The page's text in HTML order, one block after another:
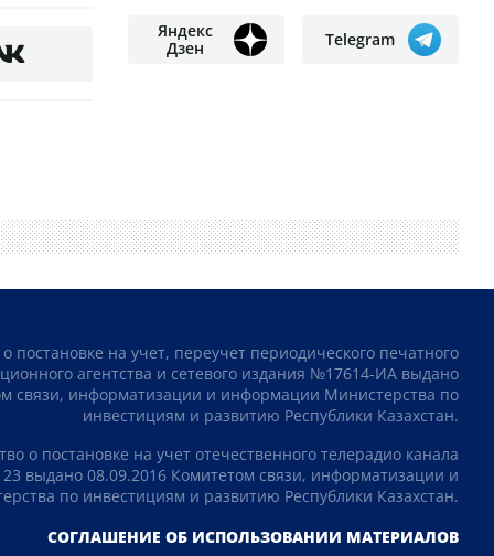
Яндекс
Дзен
Telegram
постановке на учет, переучет периодического печатного
агентства и сетевого издания №17614-ИА выдано
связи, информатизации и информации Министерства по
инвестициям и развитию Республики Казахстан.
о постановке на учет отечественного телерадио канала
выдано 08.09.2016 Комитетом связи, информатизации и
по инвестициям и развитию Республики Казахстан.
СОГЛАШЕНИЕ ОБ ИСПОЛЬЗОВАНИИ МАТЕРИАЛОВ